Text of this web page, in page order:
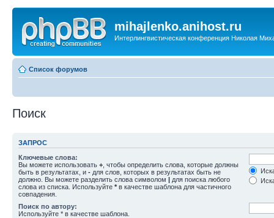
mihajlenko.anihost.ru
Интерлингвистическая конференция Николая
Список форумов
Поиск
ЗАПРОС
Ключевые слова:
Вы можете использовать + , чтобы определить слова, которые должны
быть в результатах, и - для слов, которых в результатах быть не
должно. Вы можете разделить слова символом | для поиска любого
слова из списка. Используйте * в качестве шаблона для частичного
совпадения.
Поиск по автору:
Используйте * в качестве шаблона.